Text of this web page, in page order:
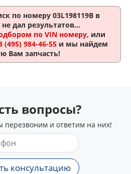
по номеру 03L198119B в
дал результатов...
по VIN номеру, или
(495) 984-46-55 и мы найдем
Вам запчасть!
вопросы?
перезвоним и ответим на них!
консультацию